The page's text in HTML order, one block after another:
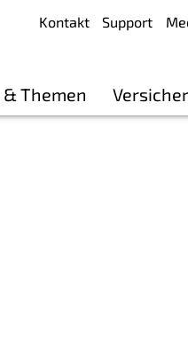
Kontakt Support
Themen